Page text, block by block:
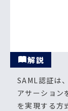
解説
SAML認証は
アサーション
を実現する方